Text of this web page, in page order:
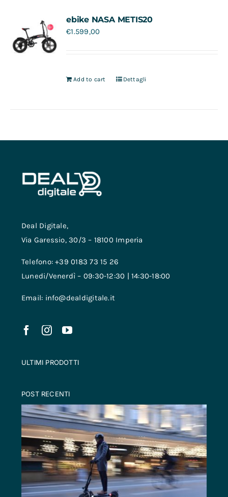
ebike NASA METIS20
€1.599,00
Add to cart Dettagli
Deal Digitale,
Via Garessio, 30/3 – 18100 Imperia
Telefono: +39 0183 73 15 26
Lunedi/Venerdì – 09:30-12:30 | 14:30-18:00
Email: info@dealdigitale.it
ULTIMI PRODOTTI
POST RECENTI